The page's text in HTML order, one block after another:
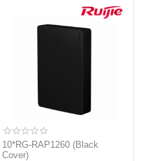
10*RG-RAP1260 (Black
Cover)